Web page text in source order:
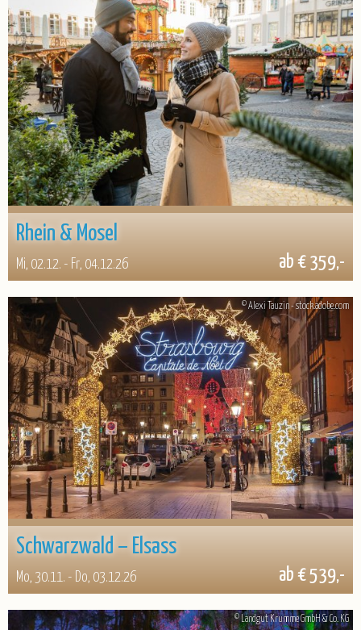
Rhein & Mosel
Mi, 02.12. - Fr, 04.12.26 ab € 359,-
© Alexi Tauzin - stock.adobe.com
Schwarzwald – Elsass
Mo, 30.11. - Do, 03.12.26 ab € 539,-
© Landgut Krumme GmbH & Co. KG